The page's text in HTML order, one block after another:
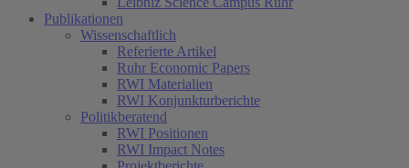
Publikationen
Wissenschaftlich
Referierte Artikel
Ruhr Economic Papers
RWI Materialien
RWI Konjunkturberichte
Politikberatend
RWI Positionen
RWI Impact Notes